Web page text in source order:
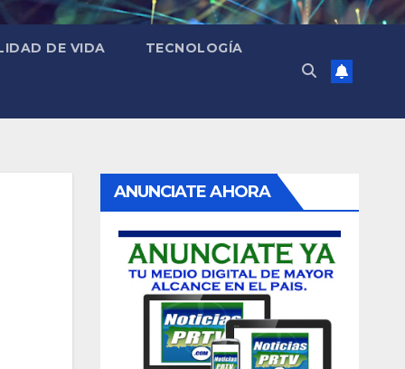
DE VIDA TECNOLOGÍA
ANUNCIATE AHORA